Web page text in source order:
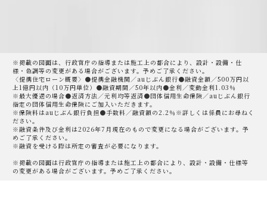
※掲載の図面は、行政官庁の指導または施工上の都合により、設計・設備・仕
様・色調等の変更がある場合がございます。予めご了承ください。
〈提携住宅ローン概要〉●提携金融機関／auじぶん銀行●融資金額／500万円以
上1億円以内（10万円単位）●融資期間／50年以内●金利／変動金利1.03％
※最大優遇の場合●返済方法／元利均等返済●団体信用生命保険／auじぶん銀行
指定の団体信用生命保険にご加入いただきます。
※保険料はauじぶん銀行負担●手数料／融資額の2.2％※詳しくは係員にお尋ねく
ださい。
※融資条件及び金利は2026年7月現在のもので変更になる場合がございます。予
めご了承ください。
※融資を受ける際は所定の審査が必要になります。
※掲載の図面は行政官庁の指導または施工上の都合により、設計・設備・仕様等
の変更がある場合がございます。予めご了承ください。